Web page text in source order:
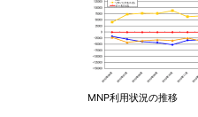
MNP利用状況の推移